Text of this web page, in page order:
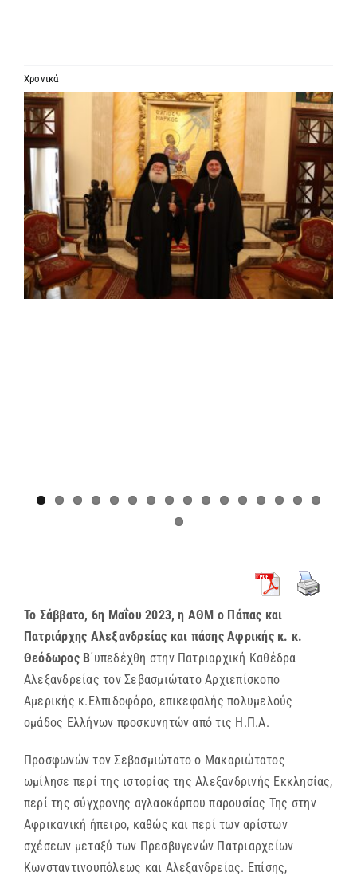
MEDIA
ΕΝΗΜΕΡΩΣΗ
ΣΥΝΔΕΣΕΙΣ
Χρονικά
Προβολή
μεγαλύτερης
εικόνας
Το Σάββατο, 6η Μαΐου 2023, η ΑΘΜ ο Πάπας και
Πατριάρχης Αλεξανδρείας και πάσης Αφρικής κ. κ.
Θεόδωρος Β΄υπεδέχθη στην Πατριαρχική Καθέδρα
Αλεξανδρείας τον Σεβασμιώτατο Αρχιεπίσκοπο
Αμερικής κ.Ελπιδοφόρο, επικεφαλής πολυμελούς
ομάδος Ελλήνων προσκυνητών από τις Η.Π.Α.
Προσφωνών τον Σεβασμιώτατο ο Μακαριώτατος
ωμίλησε περί της ιστορίας της Αλεξανδρινής Εκκλησίας,
περί της σύγχρονης αγλαοκάρπου παρουσίας Της στην
Αφρικανική ήπειρο, καθώς και περί των αρίστων
σχέσεων μεταξύ των Πρεσβυγενών Πατριαρχείων
Κωνσταντινουπόλεως και Αλεξανδρείας. Επίσης,